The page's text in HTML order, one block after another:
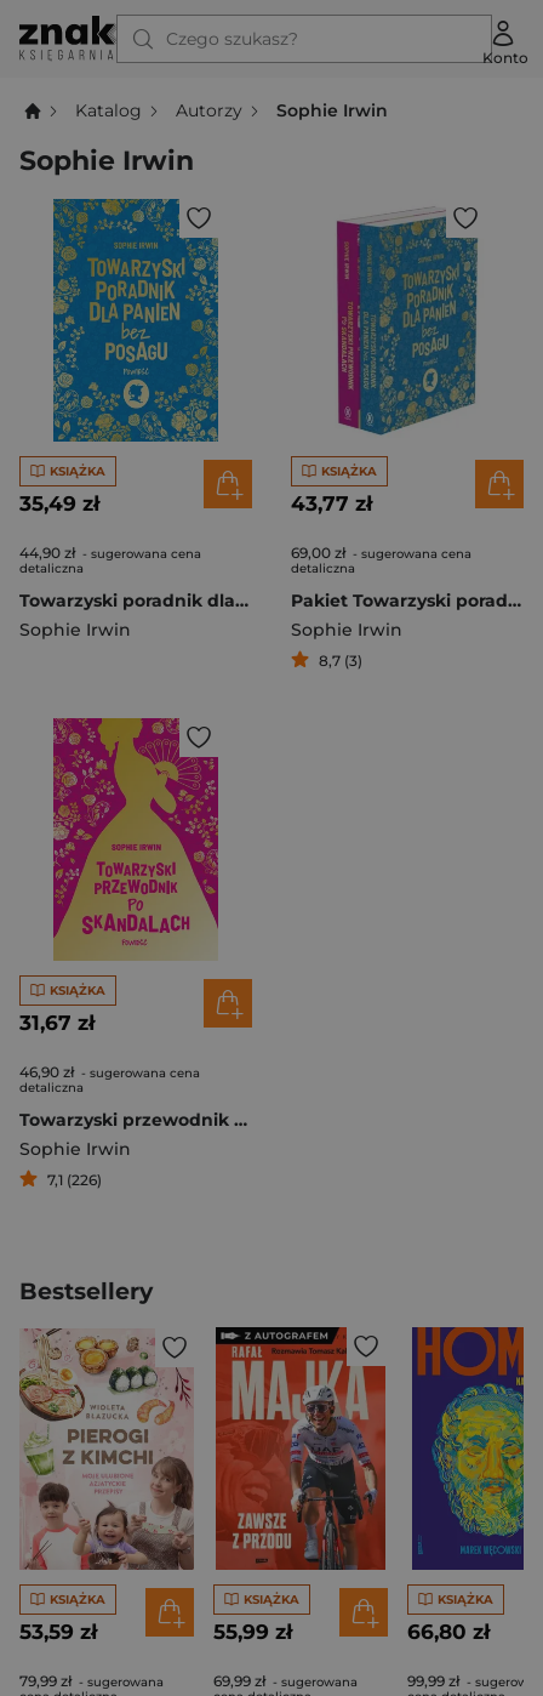
Czego szukasz?
Konto
Katalog Autorzy Sophie Irwin
Sophie Irwin
KSIĄŻKA
35,49 zł
44,90 zł - sugerowana cena
detaliczna
Towarzyski poradnik dla panien bez posagu
Sophie Irwin
KSIĄŻKA
43,77 zł
69,00 zł - sugerowana cena
detaliczna
Pakiet Towarzyski poradnik dla panien bez posagu / Towarzyski przewodnik po skandalach
Sophie Irwin
8,7 (3)
KSIĄŻKA
31,67 zł
46,90 zł - sugerowana cena
detaliczna
Towarzyski przewodnik po skandalach
Sophie Irwin
7,1 (226)
Bestsellery
KSIĄŻKA
53,59 zł
79,99 zł - sugerowana
KSIĄŻKA
55,99 zł
69,99 zł - sugerowana
KSIĄŻKA
66,80 zł
99,99 zł -